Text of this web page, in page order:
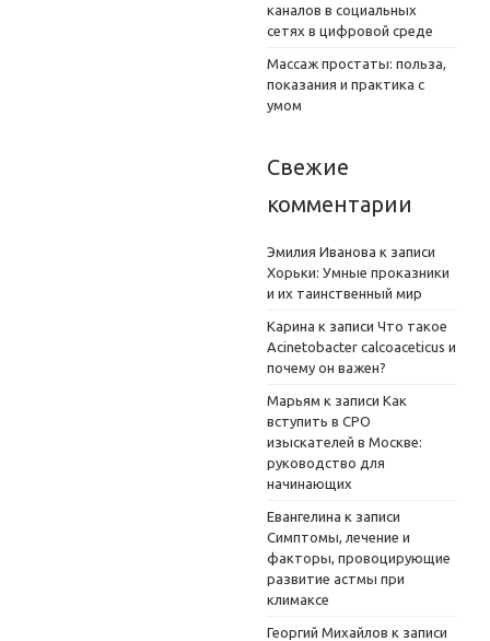
каналов в социальных
сетях в цифровой среде
Массаж простаты: польза,
показания и практика с
умом
Свежие
комментарии
Эмилия Иванова к записи
Хорьки: Умные проказники
и их таинственный мир
Карина к записи Что такое
Acinetobacter calcoaceticus и
почему он важен?
Марьям к записи Как
вступить в СРО
изыскателей в Москве:
руководство для
начинающих
Евангелина к записи
Симптомы, лечение и
факторы, провоцирующие
развитие астмы при
климаксе
Георгий Михайлов к записи